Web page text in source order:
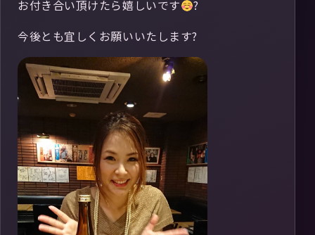
お付き合い頂けたら嬉しいです
?
今後とも宜しくお願いいたします?